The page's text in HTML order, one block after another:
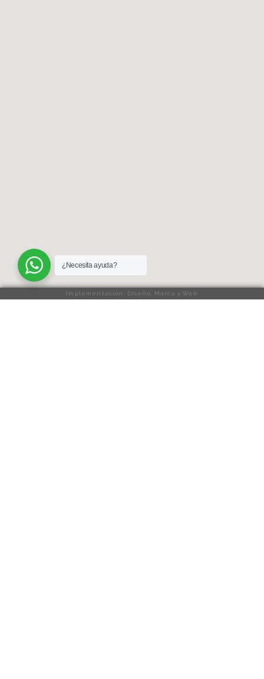
¿Necesita ayuda?
Implementación: Diseño, Marca y Web